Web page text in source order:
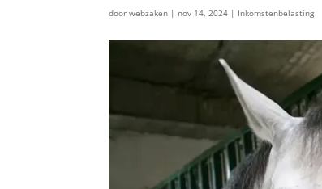
doorwebzaken | nov 14, 2024 | Inkomstenbelasting